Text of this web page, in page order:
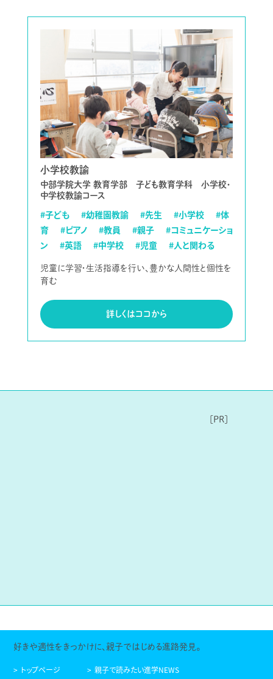
小学校教諭
中部学院大学 教育学部 子ども教育学科 小学校・
中学校教諭コース
#子ども #幼稚園教諭 #先生 #小学校
#体
育
#ピアノ #教員 #親子
#コミュニケーショ
ン
#英語 #中学校 #児童 #人と関わる
児童に学習・生活指導を行い、豊かな人間性と個性を
育む
詳しくはココから
好きや適性をきっかけに、親子ではじめる進路発見。
トップページ 親子で読みたい進学NEWS